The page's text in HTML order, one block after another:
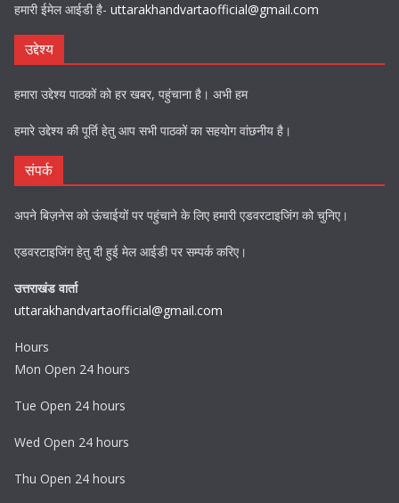
हमारी ईमेल आईडी है- uttarakhandvartaofficial@gmail.com
उद्देश्य
हमारा उद्देश्य पाठकों को हर खबर, पहुंचाना है। अभी हम
हमारे उद्देश्य की पूर्ति हेतु आप सभी पाठकों का सहयोग वांछनीय है।
संपर्क
अपने बिज़नेस को ऊंचाईयों पर पहुंचाने के लिए हमारी एडवरटाइजिंग को चुनिए।
एडवरटाइजिंग हेतु दी हुई मेल आईडी पर सम्पर्क करिए।
उत्तराखंड वार्ता
uttarakhandvartaofficial@gmail.com
Hours
Mon Open 24 hours
Tue Open 24 hours
Wed Open 24 hours
Thu Open 24 hours